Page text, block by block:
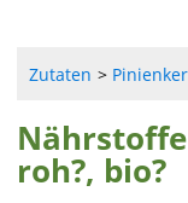
Zutaten
roh?, bio?